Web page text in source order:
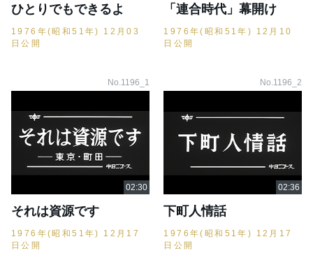
ひとりでもできるよ
1976年(昭和51年) 12月03
日公開
「連合時代」幕開け
1976年(昭和51年) 12月10
日公開
No.1196_1
それは資源です
1976年(昭和51年) 12月17
日公開
No.1196_2
下町人情話
1976年(昭和51年) 12月17
日公開